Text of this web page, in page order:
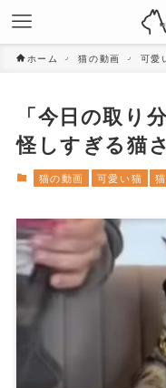
ホーム 猫の動画 可愛
「今日の取り
怪しすぎる猫
猫の動画 可愛い猫